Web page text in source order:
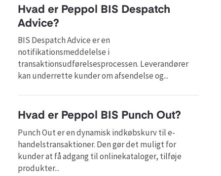
Hvad er Peppol BIS Despatch
Advice?
BIS Despatch Advice er en
notifikationsmeddelelse i
transaktionsudførelsesprocessen. Leverandører
kan underrette kunder om afsendelse og...
Hvad er Peppol BIS Punch Out?
Punch Out er en dynamisk indkøbskurv til e-
handelstransaktioner. Den gør det muligt for
kunder at få adgang til onlinekataloger, tilføje
produkter...